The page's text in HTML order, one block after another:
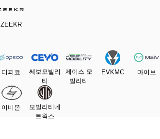
ZEEKR
디피코
쎄보모빌리
티
제이스 모
빌리티
EVKMC 마이브
이비온
모빌리티네
트웍스